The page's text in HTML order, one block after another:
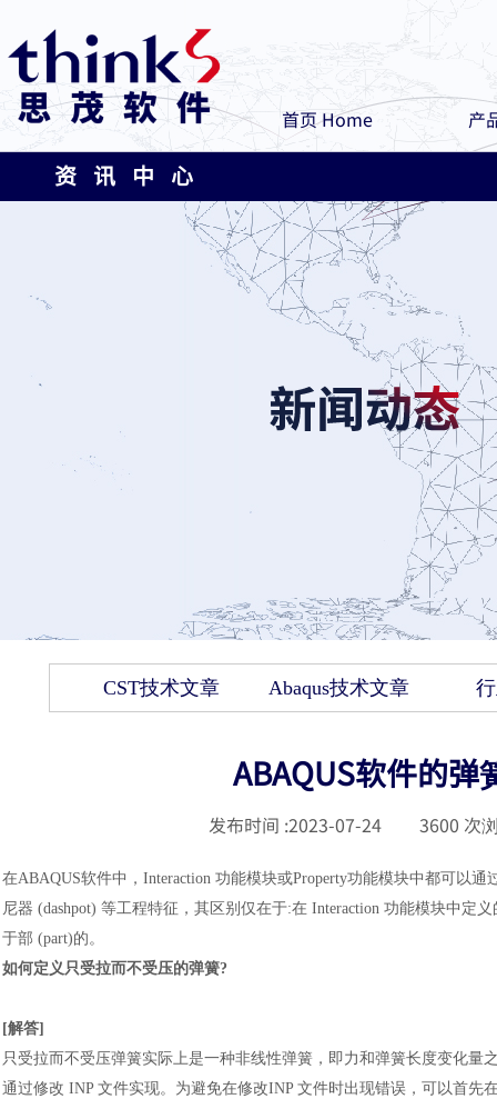
首页 Home 产
资 讯 中 心
CST技术文章 Abaqus技术文章
ABAQUS软件的
发布时间 :2023-07-24 3600 次
在ABAQUS软件中， Interaction 功能模块或Property功能模块中都可以通
尼器 (dashpot) 等工程特征，其区别仅在于:在 Interaction 功能模块中定
于部 (part)的。
如何定义只受拉而不受压的弹簧?
[解答]
只受拉而不受压弹簧实际上是一种非线性弹簧，即力和弹簧长度变化量
通过修改 INP 文件实现。为避免在修改INP 文件时出现错误，可以首